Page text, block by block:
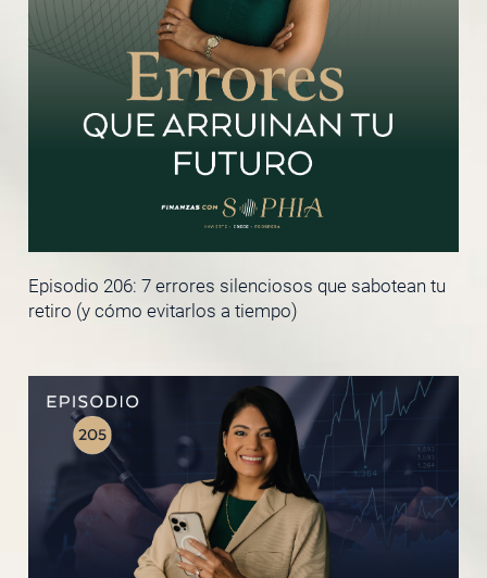
Episodio 206: 7 errores silenciosos que sabotean tu
retiro (y cómo evitarlos a tiempo)